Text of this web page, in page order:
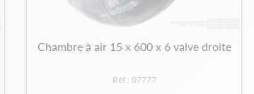
Chambre à air 15 x 600 x 6 valve droite
Réf : 07777